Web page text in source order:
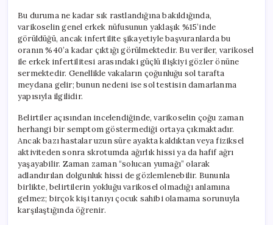
Bu duruma ne kadar sık rastlandığına bakıldığında,
varikoselin genel erkek nüfusunun yaklaşık %15’inde
görüldüğü, ancak infertilite şikayetiyle başvuranlarda bu
oranın %40’a kadar çıktığı görülmektedir. Bu veriler, varikosel
ile erkek infertilitesi arasındaki güçlü ilişkiyi gözler önüne
sermektedir. Genellikle vakaların çoğunluğu sol tarafta
meydana gelir; bunun nedeni ise sol testisin damarlanma
yapısıyla ilgilidir.
Belirtiler açısından incelendiğinde, varikoselin çoğu zaman
herhangi bir semptom göstermediği ortaya çıkmaktadır.
Ancak bazı hastalar uzun süre ayakta kaldıktan veya fiziksel
aktiviteden sonra skrotumda ağırlık hissi ya da hafif ağrı
yaşayabilir. Zaman zaman “solucan yumağı” olarak
adlandırılan dolgunluk hissi de gözlemlenebilir. Bununla
birlikte, belirtilerin yokluğu varikosel olmadığı anlamına
gelmez; birçok kişi tanıyı çocuk sahibi olamama sorunuyla
karşılaştığında öğrenir.